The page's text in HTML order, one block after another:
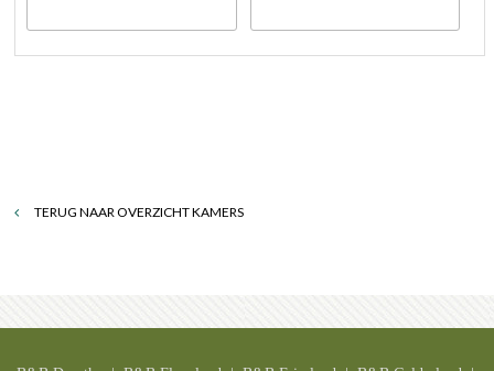
TERUG NAAR OVERZICHT KAMERS